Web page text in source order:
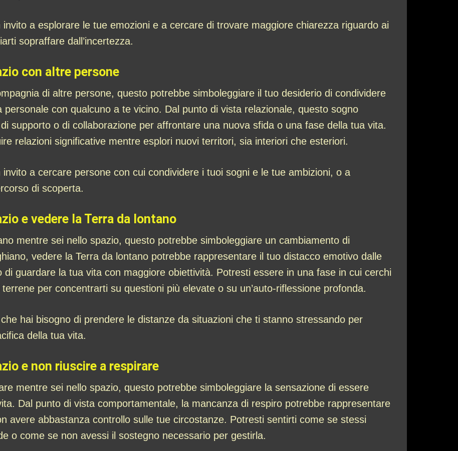
a esplorare le tue emozioni e a cercare di trovare maggiore chiarezza riguardo ai
sopraffare dall’incertezza.
con altre persone
di altre persone, questo potrebbe simboleggiare il tuo desiderio di condividere
con qualcuno a te vicino. Dal punto di vista relazionale, questo sogno
supporto o di collaborazione per affrontare una nuova sfida o una fase della tua vita.
relazioni significative mentre esplori nuovi territori, sia interiori che esteriori.
a cercare persone con cui condividere i tuoi sogni e le tue ambizioni, o a
di scoperta.
e vedere la Terra da lontano
mentre sei nello spazio, questo potrebbe simboleggiare un cambiamento di
vedere la Terra da lontano potrebbe rappresentare il tuo distacco emotivo dalle
di guardare la tua vita con maggiore obiettività. Potresti essere in una fase in cui cerchi
per concentrarti su questioni più elevate o su un’auto-riflessione profonda.
hai bisogno di prendere le distanze da situazioni che ti stanno stressando per
della tua vita.
e non riuscire a respirare
mentre sei nello spazio, questo potrebbe simboleggiare la sensazione di essere
Dal punto di vista comportamentale, la mancanza di respiro potrebbe rappresentare
avere abbastanza controllo sulle tue circostanze. Potresti sentirti come se stessi
o come se non avessi il sostegno necessario per gestirla.